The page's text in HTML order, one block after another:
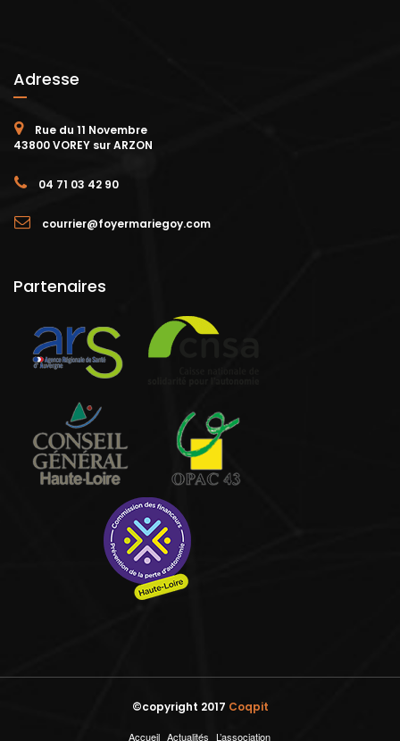
Adresse
Rue du 11 Novembre
43800 VOREY sur ARZON
04 71 03 42 90
courrier@foyermariegoy.com
Partenaires
©copyright 2017 Coqpit
Accueil Actualités L’association